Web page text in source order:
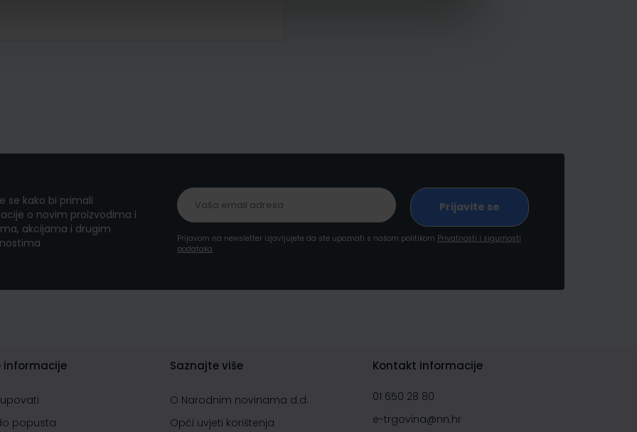
se kako bi primali
o novim proizvodima i
akcijama i drugim
Prijavom na newsletter izjavljujete da ste upoznati s našom politikom Privatnosti i sigurnosti
podataka
informacije
popusta
Saznajte više
O Narodnim novinama d.d.
Opći uvjeti korištenja
Kontakt informacije
01 650 28 80
e-trgovina@nn.hr